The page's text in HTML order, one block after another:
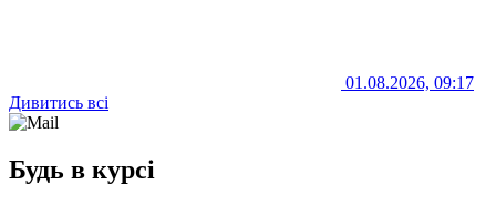
01.08.2026, 09:17
Дивитись всі
Будь в курсі